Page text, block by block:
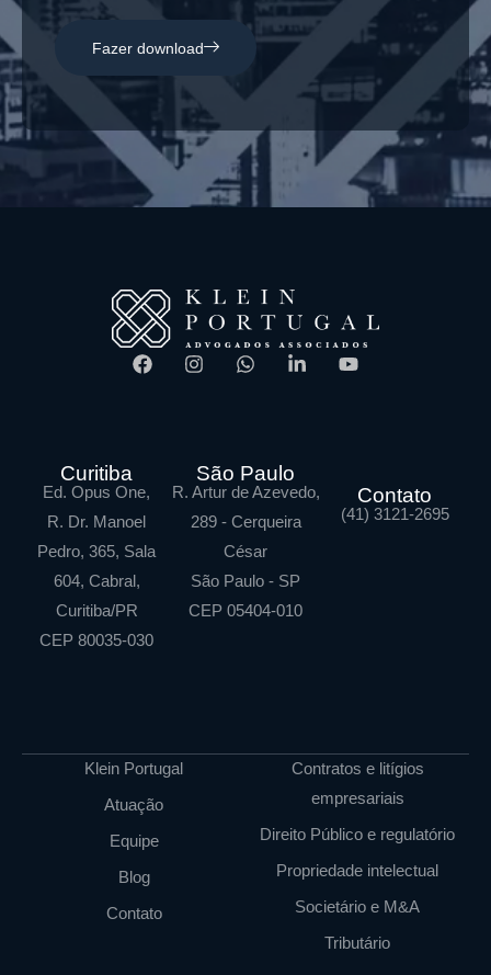
Fazer download
Curitiba
Ed. Opus One,
R. Dr. Manoel
Pedro, 365, Sala
604, Cabral,
Curitiba/PR
CEP 80035-030
São Paulo
R. Artur de Azevedo,
289 - Cerqueira
César
São Paulo - SP
CEP 05404-010
Contato
(41) 3121-2695
Klein Portugal
Atuação
Equipe
Blog
Contato
Contratos e litígios
empresariais
Direito Público e regulatório
Propriedade intelectual
Societário e M&A
Tributário